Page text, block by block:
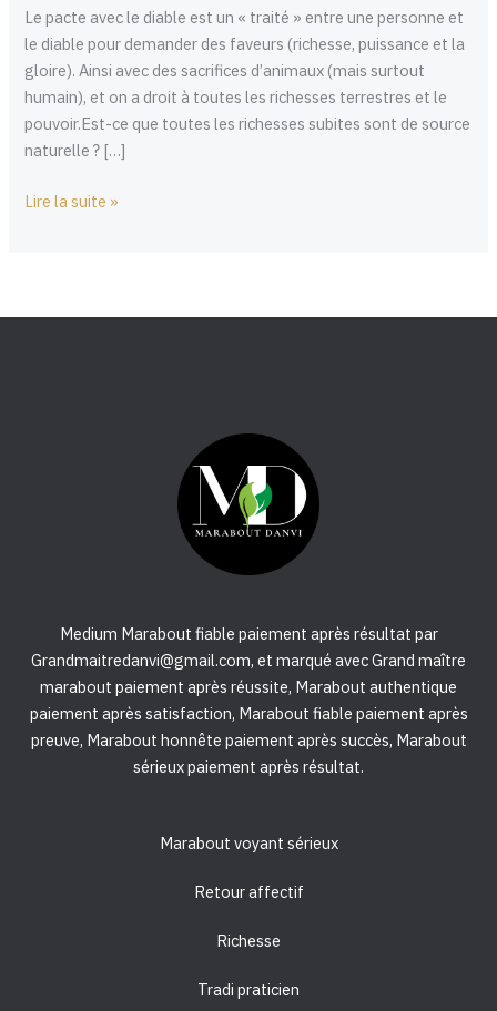
Le pacte avec le diable est un « traité » entre une personne et
le diable pour demander des faveurs (richesse, puissance et la
gloire). Ainsi avec des sacrifices d’animaux (mais surtout
humain), et on a droit à toutes les richesses terrestres et le
pouvoir.Est-ce que toutes les richesses subites sont de source
naturelle ? […]
RITUEL
QUI
MARCHE
Lire la suite »
Medium Marabout fiable paiement après résultat par
Grandmaitredanvi@gmail.com, et marqué avec Grand maître
marabout paiement après réussite, Marabout authentique
paiement après satisfaction, Marabout fiable paiement après
preuve, Marabout honnête paiement après succès, Marabout
sérieux paiement après résultat.
Marabout voyant sérieux
Retour affectif
Richesse
Tradi praticien